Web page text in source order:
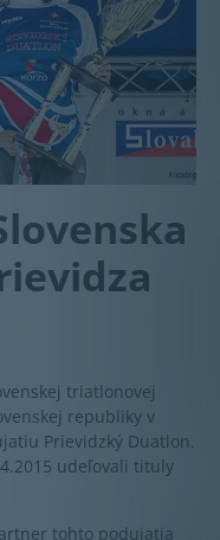
triatlonovej
republiky v
Prievidzký Duatlon.
udeľovali tituly
tohto podujatia